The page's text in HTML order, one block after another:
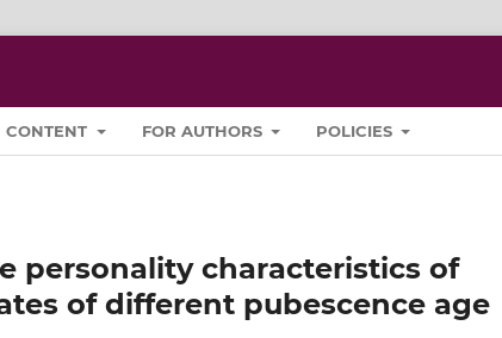
CONTENT FOR AUTHORS POLICIES
personality characteristics of
of different pubescence age